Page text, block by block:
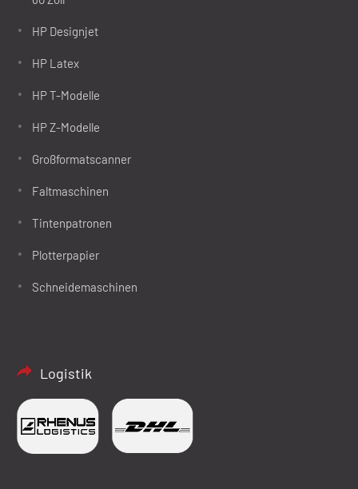
HP Designjet
HP Latex
HP T-Modelle
HP Z-Modelle
Großformatscanner
Faltmaschinen
Tintenpatronen
Plotterpapier
Schneidemaschinen
Logistik